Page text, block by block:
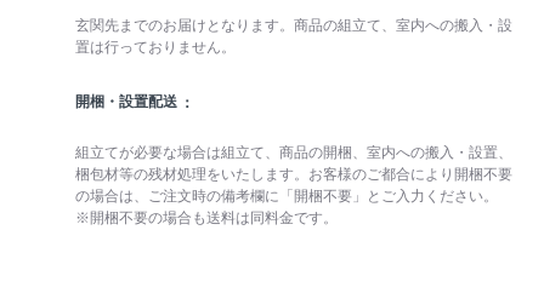
玄関先までのお届けとなります。商品の組立て、室内への搬入・設
置は行っておりません。
開梱・設置配送
組立てが必要な場合は組立て、商品の開梱、室内への搬入・設置、
梱包材等の残材処理をいたします。お客様のご都合により開梱不要
の場合は、ご注文時の備考欄に「開梱不要」とご入力ください。
※開梱不要の場合も送料は同料金です。